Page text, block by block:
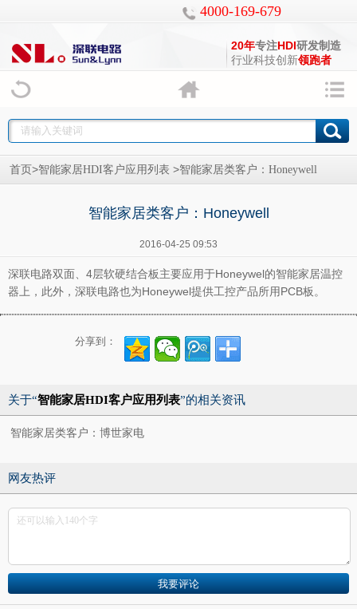
4000-169-679
20年专注HDI研发制造
行业科技创新领跑者
首页 >智能家居HDI客户应用列表 >智能家居类客户：Honeywell
智能家居类客户：Honeywell
2016-04-25 09:53
深联电路双面、4层软硬结合板主要应用于Honeywel的智能家居温控
器上，此外，深联电路也为Honeywel提供工控产品所用PCB板。
分享到：
关于“智能家居HDI客户应用列表”的相关资讯
智能家居类客户：博世家电
网友热评